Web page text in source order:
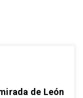
de León